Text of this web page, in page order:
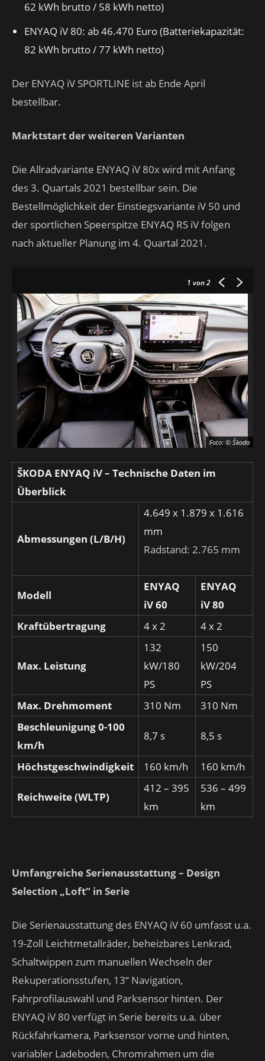
62 kWh brutto / 58 kWh netto)
ENYAQ iV 80: ab 46.470 Euro (Batteriekapazität:
82 kWh brutto / 77 kWh netto)
Der ENYAQ iV SPORTLINE ist ab Ende April
bestellbar.
Marktstart der weiteren Varianten
Die Allradvariante ENYAQ iV 80x wird mit Anfang
des 3. Quartals 2021 bestellbar sein. Die
Bestellmöglichkeit der Einstiegsvariante iV 50 und
der sportlichen Speerspitze ENYAQ RS iV folgen
nach aktueller Planung im 4. Quartal 2021.
1 von 2
Foto: © Škoda
ŠKODA ENYAQ iV – Technische Daten im
Überblick
Abmessungen (L/B/H)
4.649 x 1.879 x 1.616
mm
Radstand: 2.765 mm
Modell
ENYAQ
iV 60
ENYAQ
iV 80
Kraftübertragung
4 x 2 4 x 2
Max. Leistung
132
kW/180
PS
150
kW/204
PS
Max. Drehmoment
310 Nm
310 Nm
Beschleunigung 0-100
km/h
8,7 s 8,5 s
Höchstgeschwindigkeit 160 km/h 160 km/h
Reichweite (WLTP)
412 – 395
km
536 – 499
km
Umfangreiche Serienausstattung – Design
Selection „Loft“ in Serie
Die Serienausstattung des ENYAQ iV 60 umfasst u.a.
19-Zoll Leichtmetallräder, beheizbares Lenkrad,
Schaltwippen zum manuellen Wechseln der
Rekuperationsstufen, 13‘‘ Navigation,
Fahrprofilauswahl und Parksensor hinten. Der
ENYAQ iV 80 verfügt in Serie bereits u.a. über
Rückfahrkamera, Parksensor vorne und hinten,
variabler Ladeboden, Chromrahmen um die